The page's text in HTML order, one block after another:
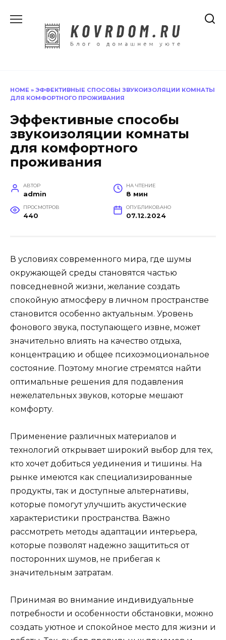
содержанию
HOME » ЭФФЕКТИВНЫЕ СПОСОБЫ ЗВУКОИЗОЛЯЦИИ КОМНАТЫ
ДЛЯ КОМФОРТНОГО ПРОЖИВАНИЯ
Эффективные способы
звукоизоляции комнаты
для комфортного
проживания
АВТОР
admin
НА ЧТЕНИЕ
8 мин
ПРОСМОТРОВ
440
ОПУБЛИКОВАНО
07.12.2024
В условиях современного мира, где шумы
окружающей среды становятся частью
повседневной жизни, желание создать
спокойную атмосферу в личном пространстве
становится особенно актуальным. Уровень
фонового звука, поступающего извне, может
значительно влиять на качество отдыха,
концентрацию и общее психоэмоциональное
состояние. Поэтому многие стремятся найти
оптимальные решения для подавления
нежелательных звуков, которые мешают
комфорту.
Применение различных материалов и
технологий открывает широкий выбор для тех,
кто хочет добиться уединения и тишины. На
рынке имеются как специализированные
продукты, так и доступные альтернативы,
которые помогут улучшить акустические
характеристики пространства. Важно
рассмотреть методы адаптации интерьера,
которые позволят надежно защититься от
посторонних шумов, не прибегая к
значительным затратам.
Принимая во внимание индивидуальные
потребности и особенности обстановки, можно
создать уютное и спокойное место для жизни и